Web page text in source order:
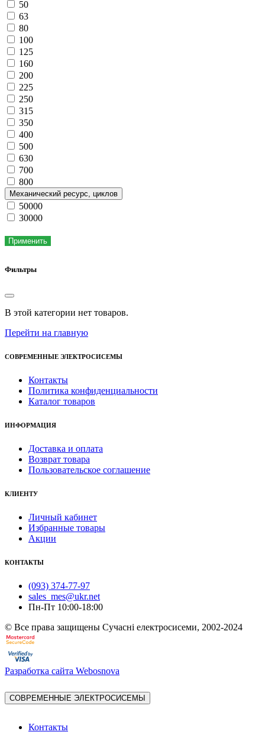
50
63
80
100
125
160
200
225
250
315
350
400
500
630
700
800
Механический ресурс, циклов
50000
30000
Применить
Фильтры
В этой категории нет товаров.
Перейти на главную
СОВРЕМЕННЫЕ ЭЛЕКТРОСИСЕМЫ
Контакты
Политика конфиденциальности
Каталог товаров
ИНФОРМАЦИЯ
Доставка и оплата
Возврат товара
Пользовательское соглашение
КЛИЕНТУ
Личный кабинет
Избранные товары
Акции
КОНТАКТЫ
(093) 374-77-97
sales_mes@ukr.net
Пн-Пт 10:00-18:00
© Все права защищены Сучасні електросисеми, 2002-2024
Разработка сайта Webosnova
СОВРЕМЕННЫЕ ЭЛЕКТРОСИСЕМЫ
Контакты